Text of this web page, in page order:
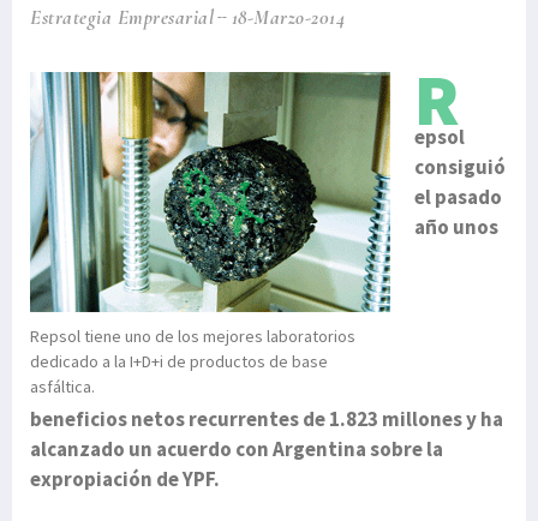
Estrategia Empresarial 18-Marzo-2014
Repsol tiene uno de los mejores laboratorios
dedicado a la I+D+i de productos de base
asfáltica.
R
epsol
consiguió
el pasado
año unos
beneficios netos recurrentes de 1.823 millones y ha
alcanzado un acuerdo con Argentina sobre la
expropiación de YPF.